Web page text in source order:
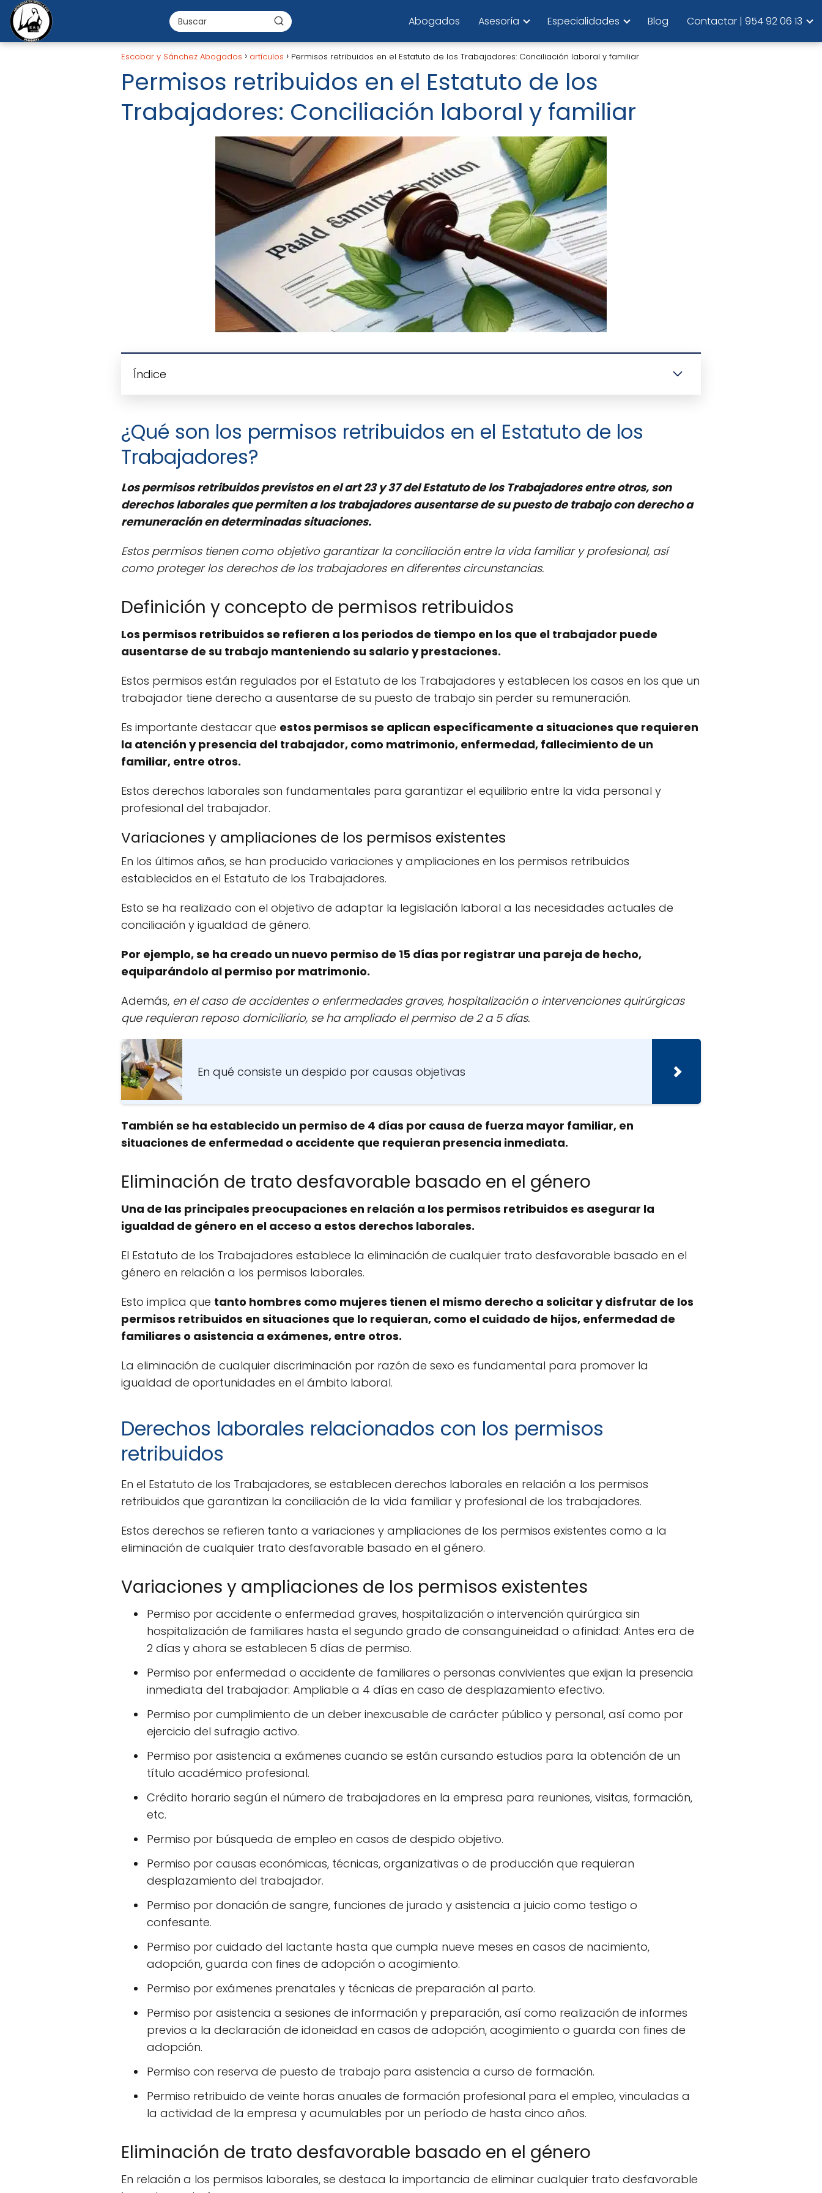
Abogados Asesoría Especialidades Blog Contactar | 954 92 06 13
Escobar y Sánchez Abogados artículos Permisos retribuidos en el Estatuto de los Trabajadores: Conciliación laboral y familiar
Permisos retribuidos en el Estatuto de los
Trabajadores: Conciliación laboral y familiar
Índice
¿Qué son los permisos retribuidos en el Estatuto de los
Trabajadores?
Los permisos retribuidos previstos en el art 23 y 37 del Estatuto de los Trabajadores entre otros, son
derechos laborales que permiten a los trabajadores ausentarse de su puesto de trabajo con derecho a
remuneración en determinadas situaciones.
Estos permisos tienen como objetivo garantizar la conciliación entre la vida familiar y profesional, así
como proteger los derechos de los trabajadores en diferentes circunstancias.
Definición y concepto de permisos retribuidos
Los permisos retribuidos se refieren a los periodos de tiempo en los que el trabajador puede
ausentarse de su trabajo manteniendo su salario y prestaciones.
Estos permisos están regulados por el Estatuto de los Trabajadores y establecen los casos en los que un
trabajador tiene derecho a ausentarse de su puesto de trabajo sin perder su remuneración.
Es importante destacar que estos permisos se aplican específicamente a situaciones que requieren
la atención y presencia del trabajador, como matrimonio, enfermedad, fallecimiento de un
familiar, entre otros.
Estos derechos laborales son fundamentales para garantizar el equilibrio entre la vida personal y
profesional del trabajador.
Variaciones y ampliaciones de los permisos existentes
En los últimos años, se han producido variaciones y ampliaciones en los permisos retribuidos
establecidos en el Estatuto de los Trabajadores.
Esto se ha realizado con el objetivo de adaptar la legislación laboral a las necesidades actuales de
conciliación y igualdad de género.
Por ejemplo, se ha creado un nuevo permiso de 15 días por registrar una pareja de hecho,
equiparándolo al permiso por matrimonio.
Además, en el caso de accidentes o enfermedades graves, hospitalización o intervenciones quirúrgicas
que requieran reposo domiciliario, se ha ampliado el permiso de 2 a 5 días.
En qué consiste un despido por causas objetivas
También se ha establecido un permiso de 4 días por causa de fuerza mayor familiar, en
situaciones de enfermedad o accidente que requieran presencia inmediata.
Eliminación de trato desfavorable basado en el género
Una de las principales preocupaciones en relación a los permisos retribuidos es asegurar la
igualdad de género en el acceso a estos derechos laborales.
El Estatuto de los Trabajadores establece la eliminación de cualquier trato desfavorable basado en el
género en relación a los permisos laborales.
Esto implica que tanto hombres como mujeres tienen el mismo derecho a solicitar y disfrutar de los
permisos retribuidos en situaciones que lo requieran, como el cuidado de hijos, enfermedad de
familiares o asistencia a exámenes, entre otros.
La eliminación de cualquier discriminación por razón de sexo es fundamental para promover la
igualdad de oportunidades en el ámbito laboral.
Derechos laborales relacionados con los permisos
retribuidos
En el Estatuto de los Trabajadores, se establecen derechos laborales en relación a los permisos
retribuidos que garantizan la conciliación de la vida familiar y profesional de los trabajadores.
Estos derechos se refieren tanto a variaciones y ampliaciones de los permisos existentes como a la
eliminación de cualquier trato desfavorable basado en el género.
Variaciones y ampliaciones de los permisos existentes
Permiso por accidente o enfermedad graves, hospitalización o intervención quirúrgica sin
hospitalización de familiares hasta el segundo grado de consanguineidad o afinidad: Antes era de
2 días y ahora se establecen 5 días de permiso.
Permiso por enfermedad o accidente de familiares o personas convivientes que exijan la presencia
inmediata del trabajador: Ampliable a 4 días en caso de desplazamiento efectivo.
Permiso por cumplimiento de un deber inexcusable de carácter público y personal, así como por
ejercicio del sufragio activo.
Permiso por asistencia a exámenes cuando se están cursando estudios para la obtención de un
título académico profesional.
Crédito horario según el número de trabajadores en la empresa para reuniones, visitas, formación,
etc.
Permiso por búsqueda de empleo en casos de despido objetivo.
Permiso por causas económicas, técnicas, organizativas o de producción que requieran
desplazamiento del trabajador.
Permiso por donación de sangre, funciones de jurado y asistencia a juicio como testigo o
confesante.
Permiso por cuidado del lactante hasta que cumpla nueve meses en casos de nacimiento,
adopción, guarda con fines de adopción o acogimiento.
Permiso por exámenes prenatales y técnicas de preparación al parto.
Permiso por asistencia a sesiones de información y preparación, así como realización de informes
previos a la declaración de idoneidad en casos de adopción, acogimiento o guarda con fines de
adopción.
Permiso con reserva de puesto de trabajo para asistencia a curso de formación.
Permiso retribuido de veinte horas anuales de formación profesional para el empleo, vinculadas a
la actividad de la empresa y acumulables por un período de hasta cinco años.
Eliminación de trato desfavorable basado en el género
En relación a los permisos laborales, se destaca la importancia de eliminar cualquier trato desfavorable